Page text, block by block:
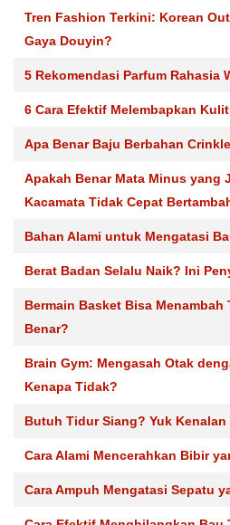
Tren Fashion Terkini: Korean
Gaya Douyin?
5 Rekomendasi Parfum Rahasia
6 Cara Efektif Melembapkan
Apa Benar Baju Berbahan
Apakah Benar Mata Minus yang
Kacamata Tidak Cepat
Bahan Alami untuk Mengatasi
Berat Badan Selalu Naik? Ini
Bermain Basket Bisa Menambah
Benar?
Brain Gym: Mengasah Otak
Kenapa Tidak?
Butuh Tidur Siang? Yuk Kenalan
Cara Alami Mencerahkan Bibir
Cara Ampuh Mengatasi Sepatu